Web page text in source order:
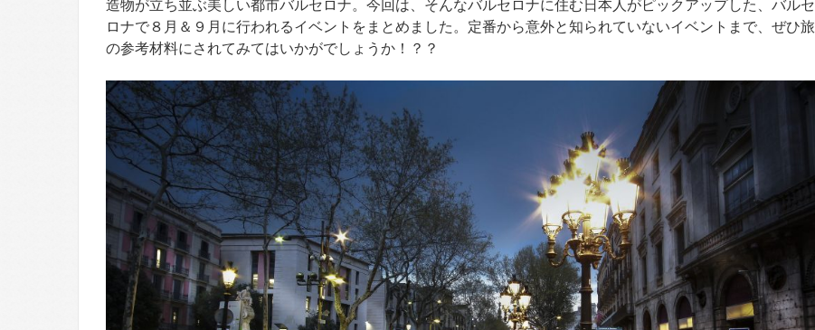
ロナで８月＆９月に行われるイベントをまとめました。定番から意外と知られていないイベントまで、ぜひ旅
の参考材料にされてみてはいかがでしょうか！？？